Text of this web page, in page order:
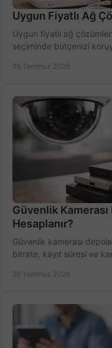
Uygun Fiyatlı Ağ
Uygun fiyatlı ağ
seçiminde bütçenizi
28 Temmuz 2026
Güvenlik Kamerası
Hesaplanır?
Güvenlik kamerası
bitrate, kayıt süresi ve
26 Temmuz 2026